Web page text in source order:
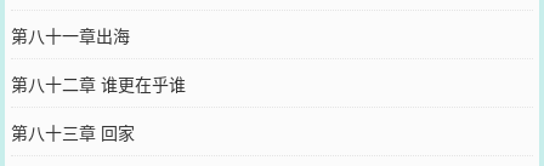
第八十一章出海
第八十二章 谁更在乎谁
第八十三章 回家